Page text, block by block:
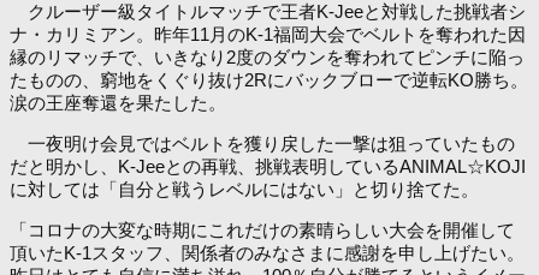
クルーザー級タイトルマッチで王者K-Jeeと対戦した挑戦者シ
ナ・カリミアン。昨年11月のK-1福岡大会でベルトを奪われた因
縁のリマッチで、いきなり2度のダウンを奪われてピンチに陥っ
たものの、窮地をくぐり抜け2Rにバックブローで逆転KO勝ち。
涙の王座奪還を果たした。
一夜明け会見ではベルトを獲り戻した一撃は狙っていたもの
だと明かし、K-Jeeとの再戦、挑戦表明しているANIMAL☆KOJI
に対しては「自分と戦うレベルにはない」と切り捨てた。
「コロナの大変な時期にこれだけの素晴らしい大会を開催して
頂いたK-1スタッフ、関係者のみなさまに感謝を申し上げたい。